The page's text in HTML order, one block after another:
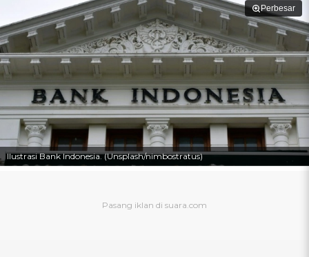
Perbesar
Ilustrasi Bank Indonesia. (Unsplash/nimbostratus)